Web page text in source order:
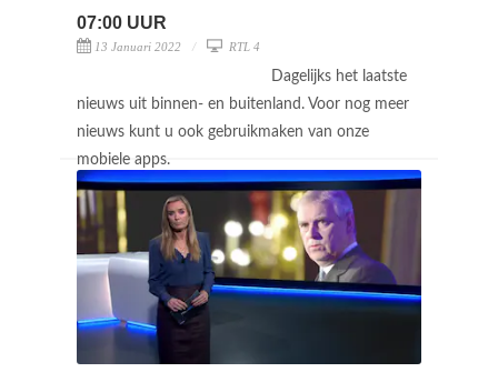
07:00 UUR
13 Januari 2022 RTL 4
Dagelijks het laatste
nieuws uit binnen- en buitenland. Voor nog meer
nieuws kunt u ook gebruikmaken van onze
mobiele apps.